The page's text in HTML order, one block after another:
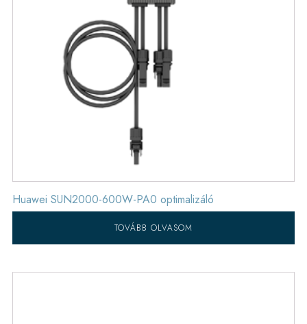
Huawei SUN2000-600W-PA0 optimalizáló
TOVÁBB OLVASOM